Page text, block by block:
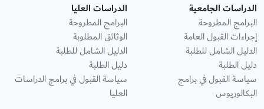
الدراسات الجامعية
البرامج المطروحة
إجراءات القبول العامة
الدليل الشامل للطلبة
دليل الطلبة
سياسة القبول في برامج
البكالوريوس
الدراسات العليا
البرامج المطروحة
الوثائق المطلوبة
الدليل الشامل للطلبة
دليل الطلبة
سياسة القبول في برامج الدراسات
العليا